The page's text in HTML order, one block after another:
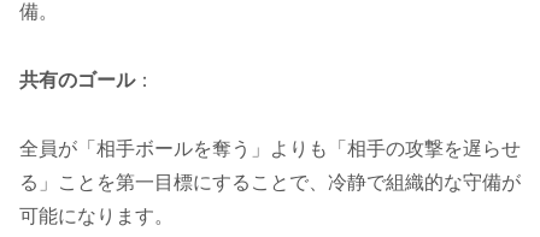
備。
共有のゴール：
全員が「相手ボールを奪う」よりも「相手の攻撃を遅らせ
る」ことを第一目標にすることで、冷静で組織的な守備が
可能になります。